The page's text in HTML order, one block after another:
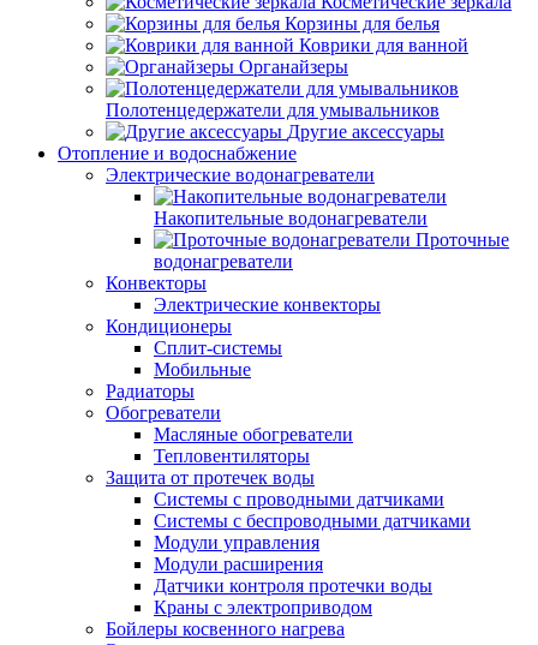
Корзины для белья
Коврики для ванной
Органайзеры
Полотенцедержатели для умывальников
Другие аксессуары
Отопление и водоснабжение
Электрические водонагреватели
Накопительные водонагреватели
Проточные
водонагреватели
Конвекторы
Электрические конвекторы
Кондиционеры
Сплит-системы
Мобильные
Радиаторы
Обогреватели
Масляные обогреватели
Тепловентиляторы
Защита от протечек воды
Системы с проводными датчиками
Системы с беспроводными датчиками
Модули управления
Модули расширения
Датчики контроля протечки воды
Краны с электроприводом
Бойлеры косвенного нагрева